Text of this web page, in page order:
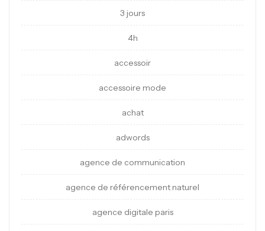
3 jours
4h
accessoir
accessoire mode
achat
adwords
agence de communication
agence de référencement naturel
agence digitale paris